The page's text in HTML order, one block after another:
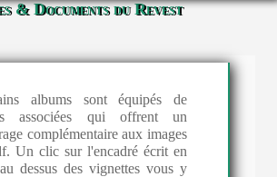
& Documents du Revest
albums sont équipés de
associées qui offrent un
complémentaire aux images
Un clic sur l'encadré écrit en
dessus des vignettes vous y